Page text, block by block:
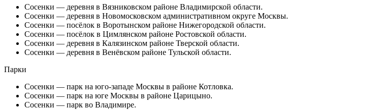
Сосенки — деревня в Вязниковском районе Владимирской области.
Сосенки — деревня в Новомосковском административном округе Москвы.
Сосенки — посёлок в Воротынском районе Нижегородской области.
Сосенки — посёлок в Цимлянском районе Ростовской области.
Сосенки — деревня в Калязинском районе Тверской области.
Сосенки — деревня в Венёвском районе Тульской области.
Парки
Сосенки — парк на юго-западе Москвы в районе Котловка.
Сосенки — парк на юге Москвы в районе Царицыно.
Сосенки — парк во Владимире.